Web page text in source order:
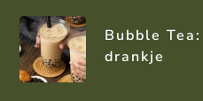
Bubble
drankje